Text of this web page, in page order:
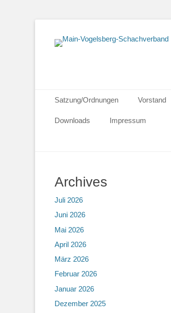
Primäres Menü
Inhalt
springen
Satzung/Ordnungen Vorstand
Downloads
Impressum
Archives
Juli 2026
Juni 2026
Mai 2026
April 2026
März 2026
Februar 2026
Januar 2026
Dezember 2025